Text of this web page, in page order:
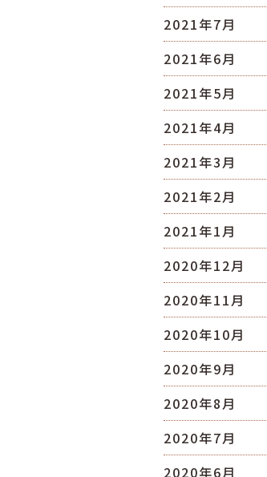
2021年7月
2021年6月
2021年5月
2021年4月
2021年3月
2021年2月
2021年1月
2020年12月
2020年11月
2020年10月
2020年9月
2020年8月
2020年7月
2020年6月